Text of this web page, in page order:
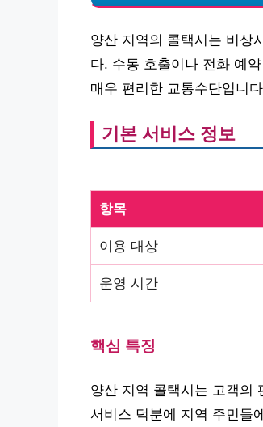
양산 지역의 콜택시는 비상
다. 수동 호출이나 전화 예
매우 편리한 교통수단입니
기본 서비스 정보
항목
이용 대상
운영 시간
핵심 특징
양산 지역 콜택시는 고객의
서비스 덕분에 지역 주민들